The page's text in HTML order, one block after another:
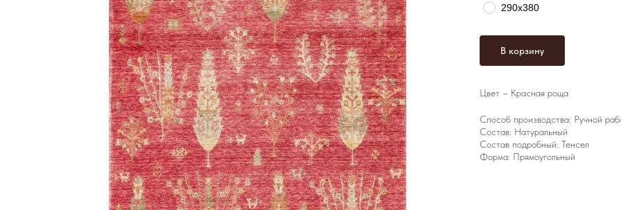
290x380
В корзину
Цвет – Красная роща
Способ производства: Ручной
Состав: Натуральный
Состав подробный: Тенсел
Форма: Прямоугольный